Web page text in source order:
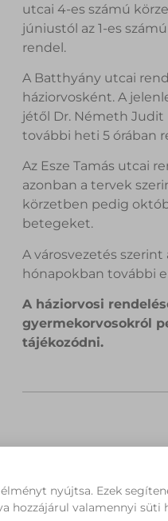
utcai 4-es számú
júniustól az 1-es
rendel.
A Batthyány utcai
háziorvosként. A
jétől Dr. Németh Judit
további heti 5 órában
Az Esze Tamás utcai
azonban a tervek
körzetben pedig
betegeket.
A városvezetés
hónapokban további
A háziorvosi
gyermekorvosokról
tájékozódni.
nyújtsa. Ezek
hozzájárul valamennyi süti